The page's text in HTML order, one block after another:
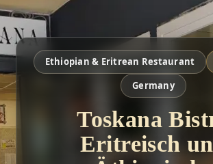
Ethiopian & Eritrean Restaurant
Germany
Toskana
Eritreisch